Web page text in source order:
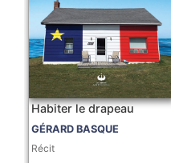
Habiter le drapeau
GÉRARD BASQUE
Récit